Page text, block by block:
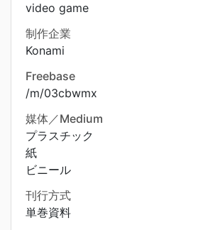
video game
制作企業
Konami
Freebase
/m/03cbwmx
媒体／Medium
プラスチック
紙
ビニール
刊行方式
単巻資料